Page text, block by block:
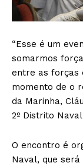
“Esse é um
somarmos
entre as forças
momento de o
da Marinha,
2º Distrito
O encontro é
Naval, que